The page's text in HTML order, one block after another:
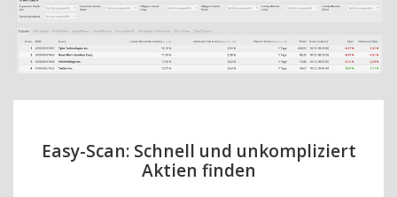
Easy-Scan: Schnell und unkompliziert
Aktien finden